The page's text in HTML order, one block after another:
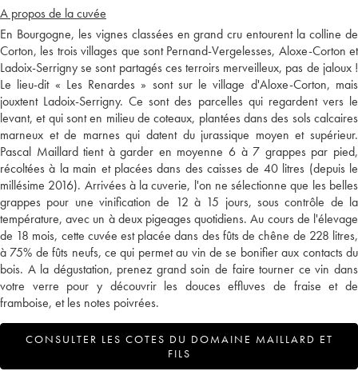
A propos de la cuvée
En Bourgogne, les vignes classées en grand cru entourent la colline de
Corton, les trois villages que sont Pernand-Vergelesses, Aloxe-Corton et
Ladoix-Serrigny se sont partagés ces terroirs merveilleux, pas de jaloux !
Le lieu-dit « Les Renardes » sont sur le village d'Aloxe-Corton, mais
jouxtent Ladoix-Serrigny. Ce sont des parcelles qui regardent vers le
levant, et qui sont en milieu de coteaux, plantées dans des sols calcaires
marneux et de marnes qui datent du jurassique moyen et supérieur.
Pascal Maillard tient à garder en moyenne 6 à 7 grappes par pied,
récoltées à la main et placées dans des caisses de 40 litres (depuis le
millésime 2016). Arrivées à la cuverie, l'on ne sélectionne que les belles
grappes pour une vinification de 12 à 15 jours, sous contrôle de la
température, avec un à deux pigeages quotidiens. Au cours de l'élevage
de 18 mois, cette cuvée est placée dans des fûts de chêne de 228 litres,
à 75% de fûts neufs, ce qui permet au vin de se bonifier aux contacts du
bois. A la dégustation, prenez grand soin de faire tourner ce vin dans
votre verre pour y découvrir les douces effluves de fraise et de
framboise, et les notes poivrées.
CONSULTER LES COTES DU DOMAINE MAILLARD ET
FILS